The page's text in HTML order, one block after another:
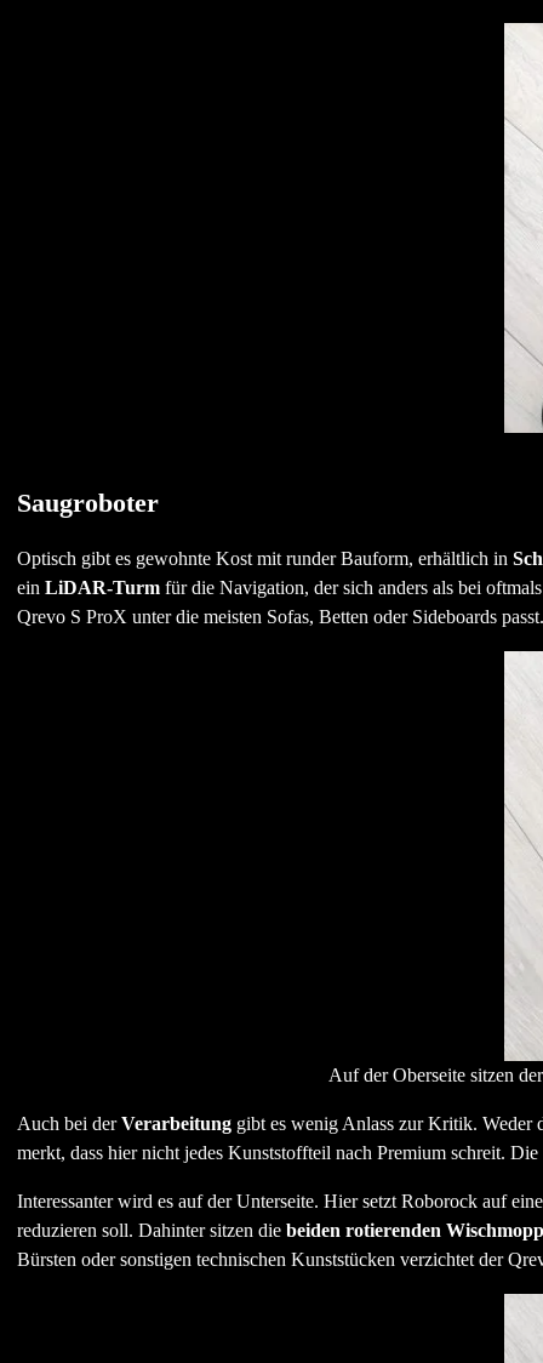
Saugroboter
Optisch gibt es gewohnte Kost mit runder Bauform, erhältlich in
ein LiDAR-Turmfür die Navigation, der sich anders als bei
Qrevo S ProX unter die meisten Sofas, Betten oder Sideboards passt.
Auf der Oberseite sitzen
Auch bei derVerarbeitunggibt es wenig Anlass zur Kritik. Weder
merkt, dass hier nicht jedes Kunststoffteil nach Premium schreit.
Interessanter wird es auf der Unterseite. Hier setzt Roborock auf
reduzieren soll. Dahinter sitzen die beiden rotierenden
Bürsten oder sonstigen technischen Kunststücken verzichtet der